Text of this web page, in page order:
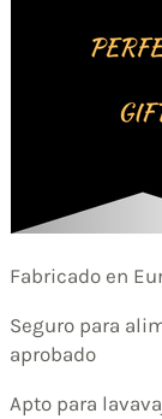
Fabricado en
Seguro para
aprobado
Apto para